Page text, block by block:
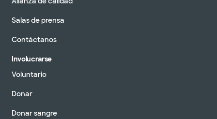
Salas de prensa
Contáctanos
Involucrarse
Voluntario
Donar
Donar sangre